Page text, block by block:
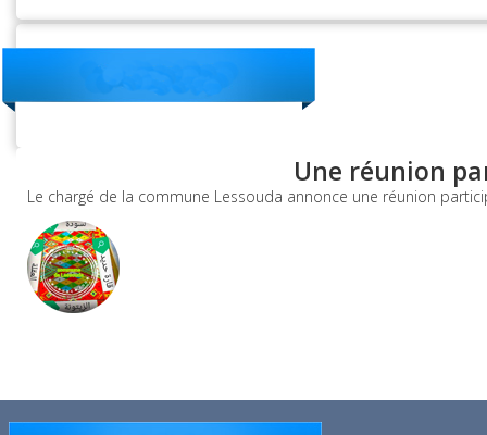
Une réunion
Le chargé de la commune Lessouda annonce une réunion